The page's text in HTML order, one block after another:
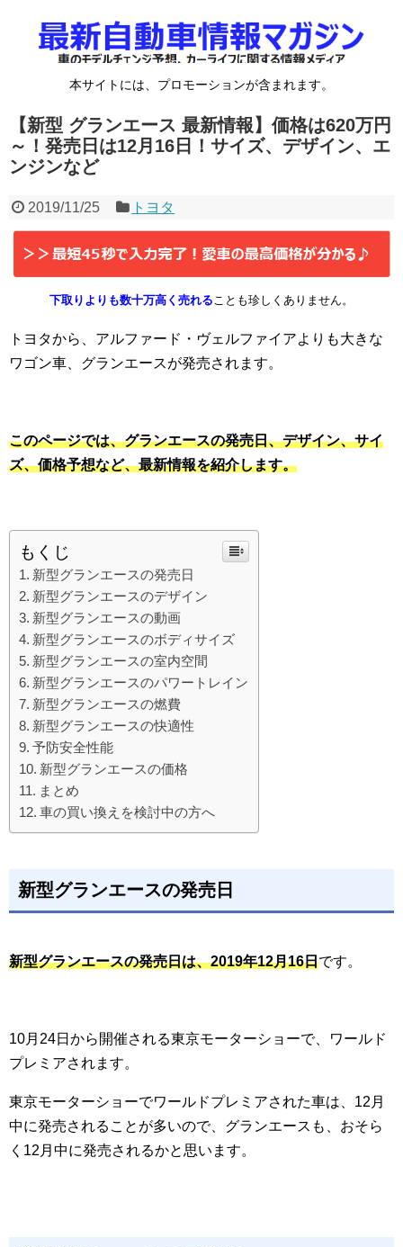
本サイトには、プロモーションが含まれます。
【新型 グランエース 最新情報】価格は620万円
～！発売日は12月16日！サイズ、デザイン、エ
ンジンなど
2019/11/25 トヨタ
下取りよりも数十万高く売れることも珍しくありません。
トヨタから、アルファード・ヴェルファイアよりも大きな
ワゴン車、グランエースが発売されます。
このページでは、グランエースの発売日、デザイン、サイ
ズ、価格予想など、最新情報を紹介します。
もくじ
新型グランエースの発売日
新型グランエースのデザイン
新型グランエースの動画
新型グランエースのボディサイズ
新型グランエースの室内空間
新型グランエースのパワートレイン
新型グランエースの燃費
新型グランエースの快適性
予防安全性能
新型グランエースの価格
まとめ
車の買い換えを検討中の方へ
新型グランエースの発売日
新型グランエースの発売日は、2019年12月16日です。
10月24日から開催される東京モーターショーで、ワールド
プレミアされます。
東京モーターショーでワールドプレミアされた車は、12月
中に発売されることが多いので、グランエースも、おそら
く12月中に発売されるかと思います。